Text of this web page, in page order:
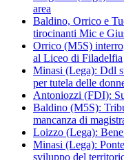
area
Baldino, Orrico e
tirocinanti Mic e
Orrico (M5S)
al Liceo di Filadelfia
Minasi (Lega): Ddl
per tutela delle
Antoniozzi (FDI):
Baldino (M5S):
mancanza di
Loizzo (Lega):
Minasi (Lega):
sviluppo del